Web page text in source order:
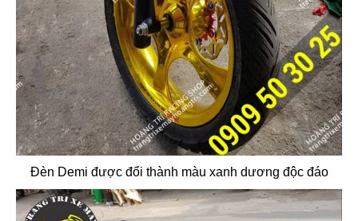
Đèn Demi được đổi thành màu xanh dương độc đáo